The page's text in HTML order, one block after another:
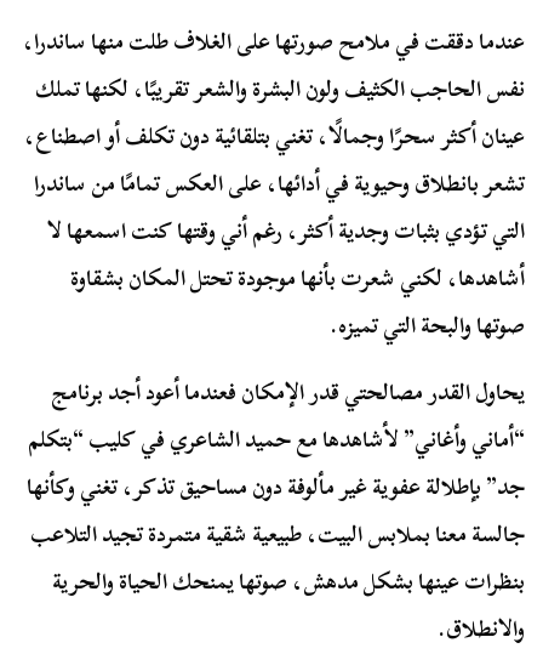
عندما دققت في ملامح صورتها على الغلاف طلت منها ساندرا،
نفس الحاجب الكثيف ولون البشرة والشعر تقريبًا، لكنها تملك
عينان أكثر سحرًا وجمالًا، تغني بتلقائية دون تكلف أو اصطناع،
تشعر بانطلاق وحيوية في أدائها، على العكس تمامًا من ساندرا
التي تؤدي بثبات وجدية أكثر، رغم أني وقتها كنت اسمعها لا
أشاهدها، لكني شعرت بأنها موجودة تحتل المكان بشقاوة
صوتها والبحة التي تميزه.
يحاول القدر مصالحتي قدر الإمكان فعندما أعود أجد برنامج
“أماني وأغاني” لأشاهدها مع حميد الشاعري في كليب “بتكلم
جد” بإطلالة عفوية غير مألوفة دون مساحيق تذكر، تغني وكأنها
جالسة معنا بملابس البيت، طبيعية شقية متمردة تجيد التلاعب
بنظرات عينها بشكل مدهش، صوتها يمنحك الحياة والحرية
والانطلاق.